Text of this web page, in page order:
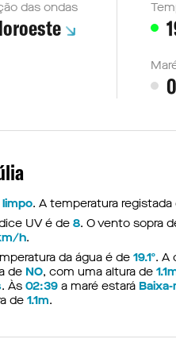
das ondas
. A temperatura registada
UV é de 8. O vento sopra
h.
da água é de 19.1º. A
de NO, com uma altura de
. Às 02:39 a maré estará
de 1.1m.